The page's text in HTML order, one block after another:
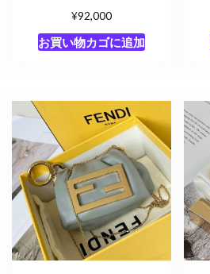
¥92,000
お買い物カゴに追加